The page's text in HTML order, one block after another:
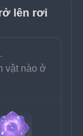
lên rơi
vật nào ở